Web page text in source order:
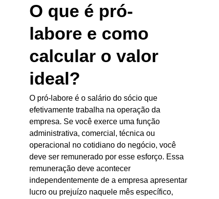
O que é pró-
labore e como
calcular o valor
ideal?
O pró-labore é o salário do sócio que
efetivamente trabalha na operação da
empresa. Se você exerce uma função
administrativa, comercial, técnica ou
operacional no cotidiano do negócio, você
deve ser remunerado por esse esforço. Essa
remuneração deve acontecer
independentemente de a empresa apresentar
lucro ou prejuízo naquele mês específico,